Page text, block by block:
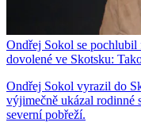
Ondřej Sokol se pochlubil
dovolené ve Skotsku:
Ondřej Sokol vyrazil do
výjimečně ukázal rodinné
severní pobřeží.